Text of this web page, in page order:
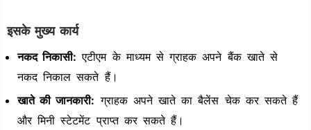
इसके मुख्य कार्य
नकद निकासी: एटीएम के माध्यम से ग्राहक अपने बैंक खाते से
नकद निकाल सकते हैं।
खाते की जानकारी: ग्राहक अपने खाते का बैलेंस चेक कर सकते हैं
और मिनी स्टेटमेंट प्राप्त कर सकते हैं।